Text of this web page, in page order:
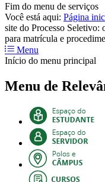
Fim do menu de serviços
Você está aqui: Página
site do Processo Seletivo:
para matrícula e
Menu
Início do menu principal
Menu de